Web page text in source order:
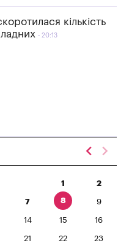
кількість
20:13
1 2
7 8 9
14 15 16
21 22 23